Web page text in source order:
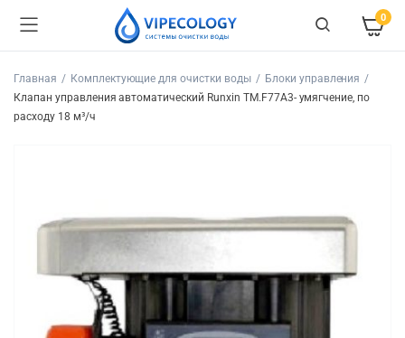
0
Главная Комплектующие для очистки воды
Блоки управления
Клапан управления автоматический Runxin TM.F77A3- умягчение, по
расходу 18 м³/ч